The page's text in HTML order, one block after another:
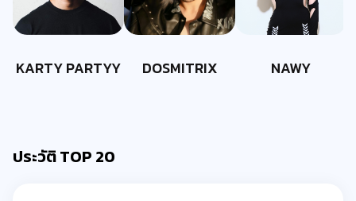
KARTY PARTYY DOSMITRIX NAWY
ประวัติ TOP 20